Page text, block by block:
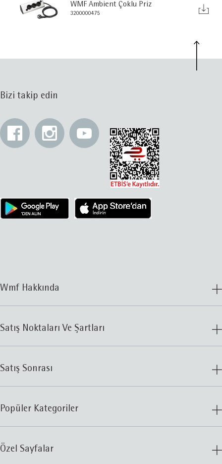
WMF Ambient Çoklu Priz
3200000475
Bizi takip edin
Wmf Hakkında
Satış Noktaları Ve Şartları
Satış Sonrası
Popüler Kategoriler
Özel Sayfalar